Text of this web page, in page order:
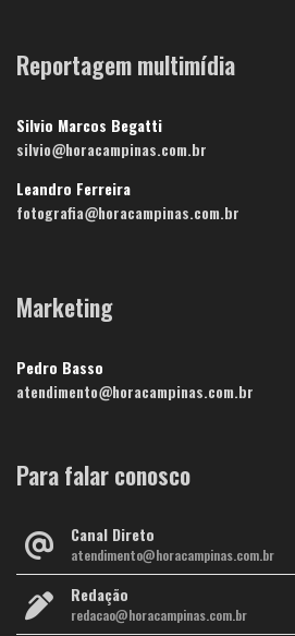
Reportagem multimídia
Silvio Marcos Begatti
silvio@horacampinas.com.br
Leandro Ferreira
fotografia@horacampinas.com.br
Marketing
Pedro Basso
atendimento@horacampinas.com.br
Para falar conosco
Canal Direto
atendimento@horacampinas.com.br
Redação
redacao@horacampinas.com.br